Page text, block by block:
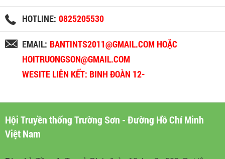
HOTLINE: 0825205530
EMAIL: BANTINTS2011@GMAIL.COM HOẶC
HOITRUONGSON@GMAIL.COM
WESITE LIÊN KẾT: BINH ĐOÀN 12-
Hội Truyền thống Trường Sơn - Đường Hồ Chí Minh
Việt Nam